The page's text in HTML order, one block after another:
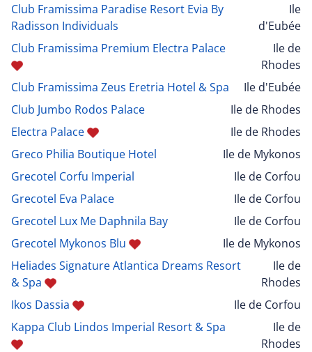
Club Framissima Paradise Resort Evia By
Radisson Individuals
Ile
d'Eubée
Club Framissima Premium Electra Palace
Ile de
Rhodes
Club Framissima Zeus Eretria Hotel & Spa
Ile d'Eubée
Club Jumbo Rodos Palace
Ile de Rhodes
Electra Palace
Ile de Rhodes
Greco Philia Boutique Hotel
Ile de Mykonos
Grecotel Corfu Imperial
Ile de Corfou
Grecotel Eva Palace
Ile de Corfou
Grecotel Lux Me Daphnila Bay
Ile de Corfou
Grecotel Mykonos Blu
Ile de Mykonos
Heliades Signature Atlantica Dreams Resort
& Spa
Ile de
Rhodes
Ikos Dassia
Ile de Corfou
Kappa Club Lindos Imperial Resort & Spa
Ile de
Rhodes